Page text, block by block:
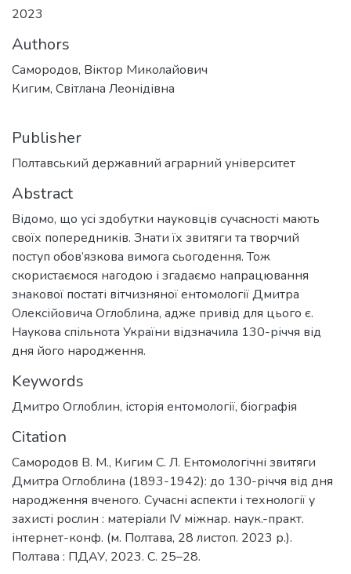
2023
Authors
Самородов, Віктор Миколайович
Кигим, Світлана Леонідівна
Publisher
Полтавський державний аграрний університет
Abstract
Відомо, що усі здобутки науковців сучасності мають
своїх попередників. Знати їх звитяги та творчий
поступ обов’язкова вимога сьогодення. Тож
скористаємося нагодою і згадаємо напрацювання
знакової постаті вітчизняної ентомології Дмитра
Олексійовича Оглоблина, адже привід для цього є.
Наукова спільнота України відзначила 130-річчя від
дня його народження.
Keywords
Дмитро Оглоблин, історія ентомології, біографія
Citation
Самородов В. М., Кигим С. Л. Ентомологічні звитяги
Дмитра Оглоблина (1893-1942): до 130-річчя від дня
народження вченого. Сучасні аспекти і технології у
захисті рослин : матеріали IV міжнар. наук.-практ.
інтернет-конф. (м. Полтава, 28 листоп. 2023 р.).
Полтава : ПДАУ, 2023. С. 25–28.